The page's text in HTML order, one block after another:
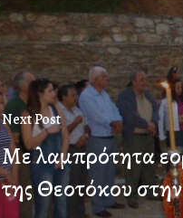
Next Post
Με λαμπρότητα
της Θεοτόκου